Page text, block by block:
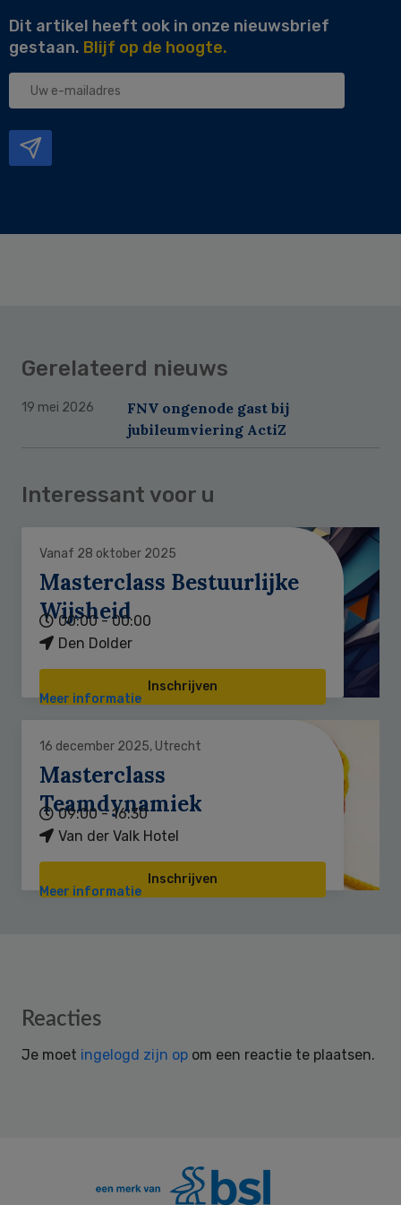
Dit artikel heeft ook in onze nieuwsbrief
gestaan. Blijf op de hoogte.
Uw
Gerelateerd nieuws
19 mei 2026
FNV ongenode gast bij
jubileumviering ActiZ
Interessant voor u
Vanaf 28 oktober 2025
Masterclass Bestuurlijke
Wijsheid
00:00 - 00:00
Den Dolder
Inschrijven
Meer informatie
16 december 2025, Utrecht
Masterclass
Teamdynamiek
09:00 - 16:30
Van der Valk Hotel
Inschrijven
Meer informatie
Reader
Reacties
Je moet ingelogd zijn op om een reactie te plaatsen.